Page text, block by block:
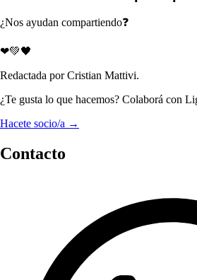
¿Nos ayudan compartiendo❓
❤💚🖤
Redactada por Cristian Mattivi.
¿Te gusta lo que hacemos? Colaborá con
Hacete socio/a →
Contacto